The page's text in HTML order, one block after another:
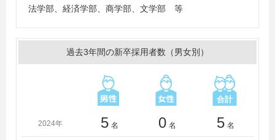
学院大学、南山大学、新潟大学、日本大学、日本文理大
学、龍谷大学
＜短大・高専・専門学校＞
長岡工業高等専門学校、沼津工業高等専門学校
法学部、経済学部、商学部、文学部 等
過去3年間の新卒採用者数（男女別）
2024年 5 名 0 名 5 名